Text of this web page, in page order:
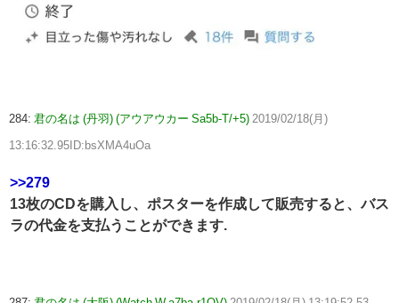
284: 君の名は (丹羽) (アウアウカー Sa5b-T/+5) 2019/02/18(月)
13:16:32.95ID:bsXMA4uOa
>>279
13枚のCDを購入し、ポスターを作成して販売すると、バス
ラの代金を支払うことができます.